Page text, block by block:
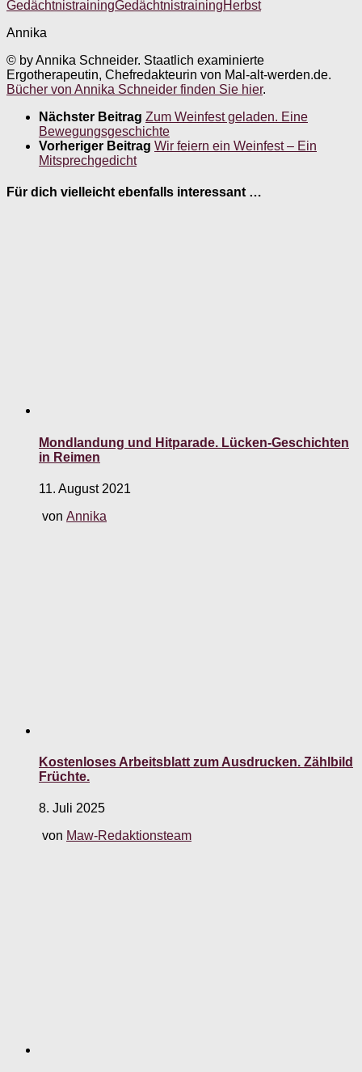
GedächtnistrainingGedächtnistrainingHerbst
Annika
© by Annika Schneider. Staatlich examinierte
Ergotherapeutin, Chefredakteurin von Mal-alt-werden.de.
Bücher von Annika Schneider finden Sie hier.
Nächster Beitrag Zum Weinfest geladen. Eine
Bewegungsgeschichte
Vorheriger Beitrag Wir feiern ein Weinfest – Ein
Mitsprechgedicht
Für dich vielleicht ebenfalls interessant …
Mondlandung und Hitparade. Lücken-Geschichten
in Reimen
11. August 2021
von Annika
Kostenloses Arbeitsblatt zum Ausdrucken. Zählbild
Früchte.
8. Juli 2025
von Maw-Redaktionsteam